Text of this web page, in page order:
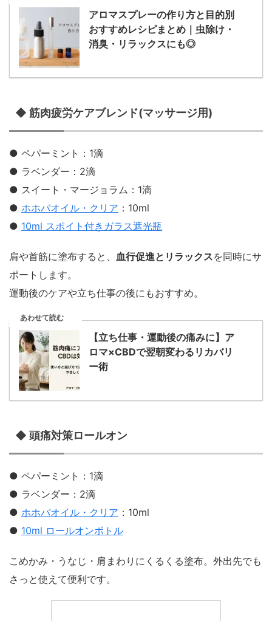
アロマスプレーの作り方と目的別
おすすめレシピまとめ｜虫除け・
消臭・リラックスにも◎
◆ 筋肉疲労ケアブレンド(マッサージ用)
● ペパーミント：1滴
● ラベンダー：2滴
● スイート・マージョラム：1滴
● ホホバオイル・クリア ：10ml
● 10ml スポイト付きガラス遮光瓶
肩や首筋に塗布すると、 血行促進とリラックスを同時にサ
ポートします。
運動後のケアや立ち仕事の後にもおすすめ。
あわせて読む
【立ち仕事・運動後の痛みに】ア
ロマ×CBDで翌朝変わるリカバリ
ー術
◆ 頭痛対策ロールオン
● ペパーミント：1滴
● ラベンダー：2滴
● ホホバオイル・クリア ：10ml
● 10ml ロールオンボトル
こめかみ・うなじ・肩まわりにくるくる塗布。外出先でも
さっと使えて便利です。